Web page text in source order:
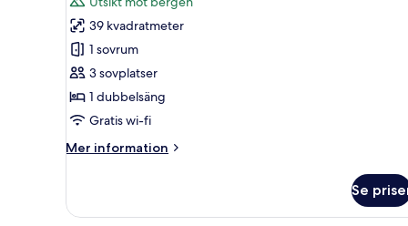
foton
för
Juniorsvit
39 kvadratmeter
1 sovrum
3 sovplatser
1 dubbelsäng
Gratis wi-fi
Mer information
Mer
Se